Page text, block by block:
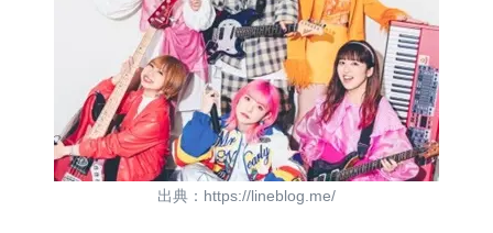
出典：https://lineblog.me/